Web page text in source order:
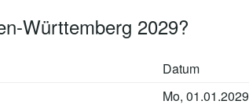
Württemberg 2029?
Datum
Mo, 01.01.2029